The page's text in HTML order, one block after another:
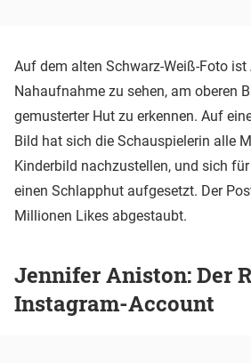
Auf dem alten Schwarz-Weiß-Foto
Nahaufnahme zu sehen, am oberen
gemusterter Hut zu erkennen. Auf
Bild hat sich die Schauspielerin alle
Kinderbild nachzustellen, und sich
einen Schlapphut aufgesetzt. Der
Millionen Likes abgestaubt.
Jennifer Aniston: Der
Instagram-Account